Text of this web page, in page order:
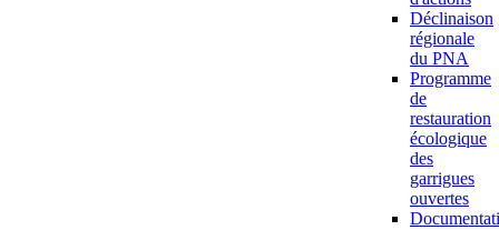
Déclinaison
régionale
du PNA
Programme
de
restauration
écologique
des
garrigues
ouvertes